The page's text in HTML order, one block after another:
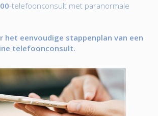
-telefoonconsult met paranormale
het eenvoudige stappenplan van een
telefoonconsult.